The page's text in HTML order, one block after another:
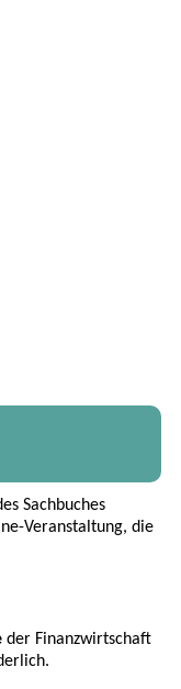
Sachbuches
Veranstaltung, die
der Finanzwirtschaft